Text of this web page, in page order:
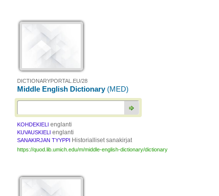
DICTIONARYPORTAL.EU/28
Middle English Dictionary (MED)
KOHDEKIELI englanti
KUVAUSKIELI englanti
SANAKIRJAN TYYPPI Historialliset sanakirjat
https://quod.lib.umich.edu/m/middle-english-dictionary/dictionary